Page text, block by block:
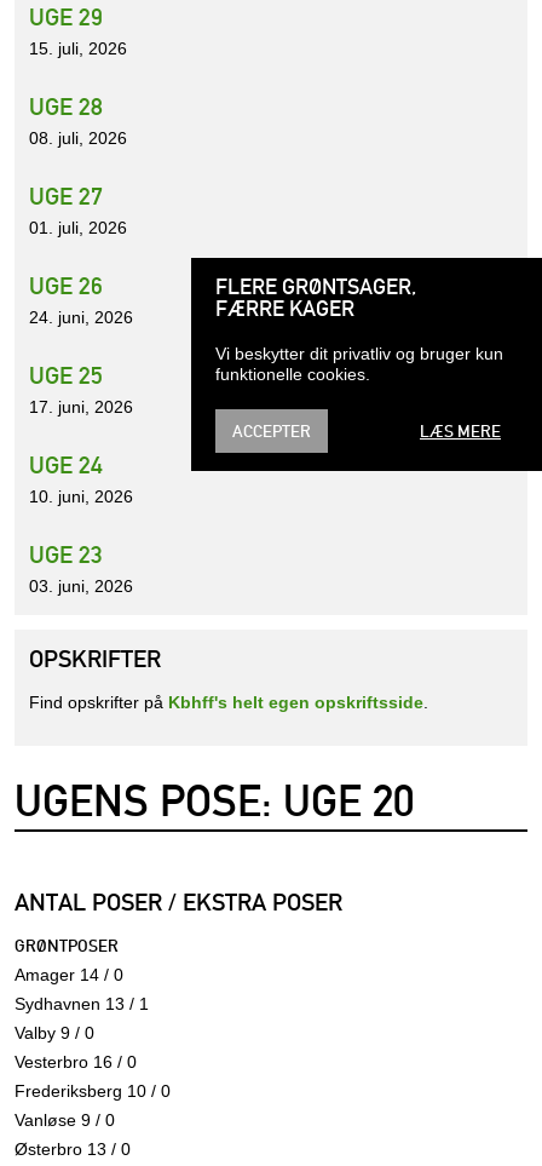
FLERE GRØNTSAGER,
FÆRRE KAGER
Vi beskytter dit privatliv og bruger kun
funktionelle cookies.
ACCEPTER LÆS MERE
UGENS POSE: UGE 20
ANTAL POSER / EKSTRA POSER
GRØNTPOSER
Amager 14 / 0
Sydhavnen 13 / 1
Valby 9 / 0
Vesterbro 16 / 0
Frederiksberg 10 / 0
Vanløse 9 / 0
Østerbro 13 / 0
UGE 29
15. juli, 2026
UGE 28
08. juli, 2026
UGE 27
01. juli, 2026
UGE 26
24. juni, 2026
UGE 25
17. juni, 2026
UGE 24
10. juni, 2026
UGE 23
03. juni, 2026
OPSKRIFTER
Find opskrifter på Kbhff's helt egen opskriftsside